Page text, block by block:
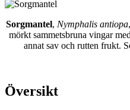
Sorgmantel, Nymphalis antiopa
mörkt sammetsbruna vingar
annat sav och rutten frukt.
Översikt